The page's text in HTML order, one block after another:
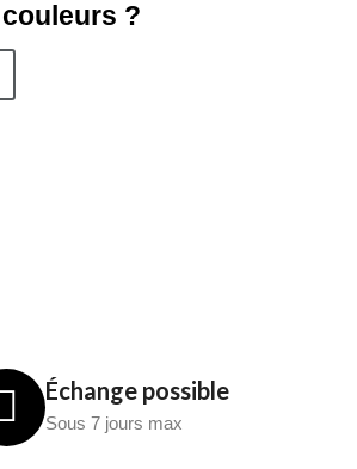
?
Échange possible
Sous 7 jours max